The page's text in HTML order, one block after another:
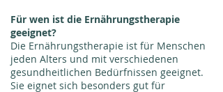
Für wen ist die Ernährungstherapie
geeignet?
Die Ernährungstherapie ist für Menschen
jeden Alters und mit verschiedenen
gesundheitlichen Bedürfnissen geeignet.
Sie eignet sich besonders gut für